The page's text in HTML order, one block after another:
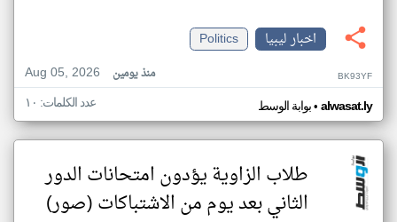
اخبار ليبيا
Politics
Aug 05, 2026
منذ يومين BK93YF
بوابة الوسط• alwasat.ly عدد الكلمات: ١٠
طلاب الزاوية يؤدون امتحانات الدور
الثاني بعد يوم من الاشتباكات (صور)